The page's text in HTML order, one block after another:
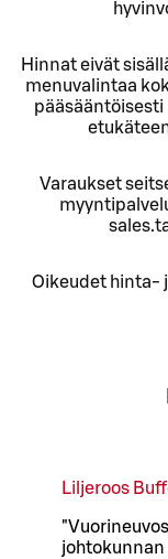
Hinnat eivät
menuvalintaa
Varaukset
Oikeudet hinta-
Liljeroos
johtokunnan